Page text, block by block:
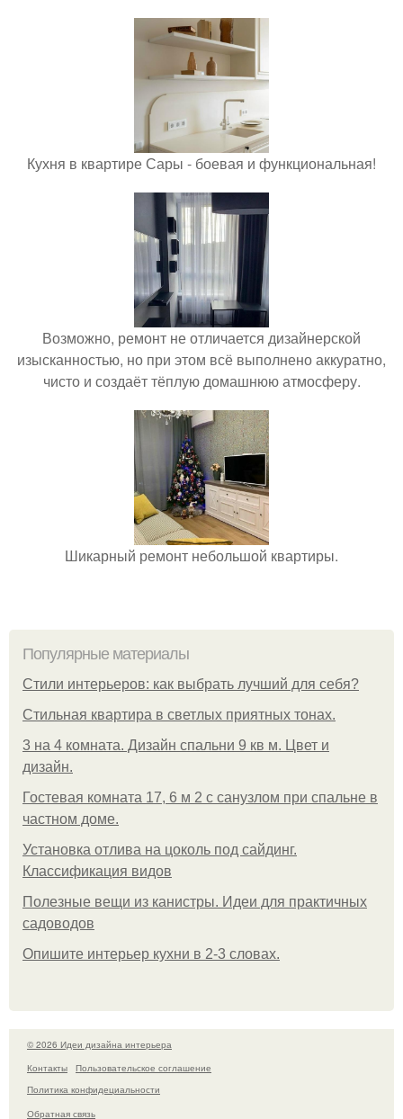
Кухня в квартире Сары - боевая и функциональная!
Возможно, ремонт не отличается дизайнерской
изысканностью, но при этом всё выполнено аккуратно,
чисто и создаёт тёплую домашнюю атмосферу.
Шикарный ремонт небольшой квартиры.
Популярные материалы
Стили интерьеров: как выбрать лучший для себя?
Стильная квартира в светлых приятных тонах.
3 на 4 комната. Дизайн спальни 9 кв м. Цвет и
дизайн.
Гостевая комната 17, 6 м 2 с санузлом при спальне в
частном доме.
Установка отлива на цоколь под сайдинг.
Классификация видов
Полезные вещи из канистры. Идеи для практичных
садоводов
Опишите интерьер кухни в 2-3 словах.
© 2026 Идеи дизайна интерьера
Контакты
Пользовательское соглашение
Политика конфидециальности
Обратная связь